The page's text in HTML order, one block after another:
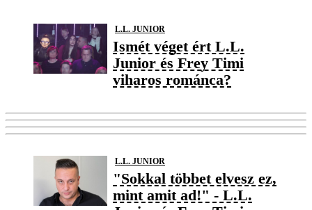
L.L. JUNIOR
Ismét véget ért L.L.
Junior és Frey Timi
viharos románca?
L.L. JUNIOR
"Sokkal többet elvesz ez,
mint amit ad!" - L.L.